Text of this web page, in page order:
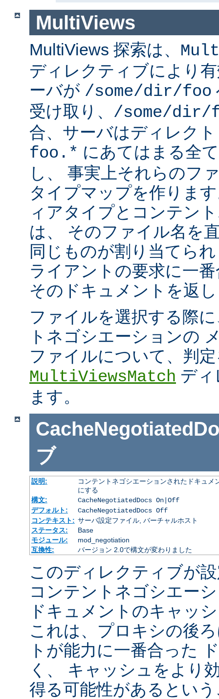
MultiViews
MultiViews 探索は、
ディレクティブにより
ーバが /some/dir/foo
受け取り、 /some/dir/
合、サーバはディレク
foo.* にあてはまる全
し、 事実上それらのフ
タイプマップを作りま
ィアタイプとコンテン
は、 そのファイル名を
同じものが割り当てら
ライアントの要求に一
そのドキュメントを返
ファイルを選択する際
トネゴシエーションの
ファイルについて、判
MultiViewsMatch デ
ます。
ブ
説明:
コンテントネゴシエーションされたドキュ
にする
構文:
CacheNegotiatedDocs On|Off
デフォルト:
CacheNegotiatedDocs Off
コンテキスト: サーバ設定ファイル, バーチャルホスト
ステータス:
Base
モジュール:
mod_negotiation
互換性:
バージョン 2.0で構文が変わりました
このディレクティブが
コンテントネゴシエー
ドキュメントのキャッ
これは、プロキシの後
トが能力に一番合った
く、 キャッシュをより
得る可能性があるとい